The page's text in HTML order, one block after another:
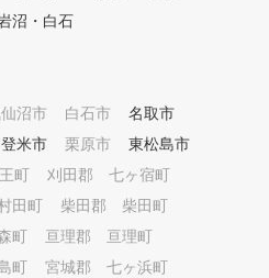
沼・白石
沼市 白石市
名取市
登米市 栗原市
東松島市
町
刈田郡 七ヶ宿町
田町
柴田郡 柴田町
町
亘理郡 亘理町
町
宮城郡 七ヶ浜町